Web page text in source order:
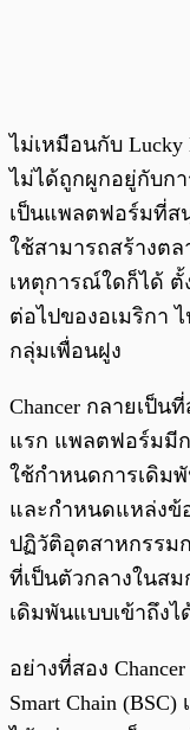
ไม่เหมือนกับ Lucky
ไม่ได้ถูกผูกอยู่กับก
เป็นแพลตฟอร์มที่ส
ใช้สามารถสร้างต
เหตุการณ์ใดก็ได้
ต่อไปของอเมริกา
กลุ่มเพื่อนฝูง
Chancer กลายเป็น
แรก แพลตฟอร์มมีก
ใช้กำหนดการเดิม
และกำหนดแหล่งข้
ปฏิวัติอุตสาหกรรม
ที่เป็นตัวกลางในส
เดิมพันแบบเข้าถึงไ
อย่างที่สอง
Smart Chain